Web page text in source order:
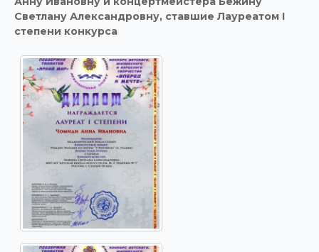
Светлану Александровну, ставшие Лауреатом I
степени конкурса